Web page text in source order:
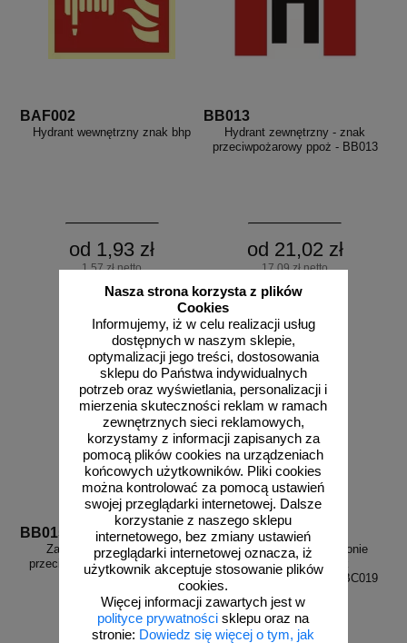
Nasza strona korzysta z plików
Cookies
Informujemy, iż w celu realizacji usług
dostępnych w naszym sklepie,
optymalizacji jego treści, dostosowania
sklepu do Państwa indywidualnych
potrzeb oraz wyświetlania, personalizacji i
mierzenia skuteczności reklam w ramach
zewnętrznych sieci reklamowych,
korzystamy z informacji zapisanych za
pomocą plików cookies na urządzeniach
końcowych użytkowników. Pliki cookies
można kontrolować za pomocą ustawień
swojej przeglądarki internetowej. Dalsze
korzystanie z naszego sklepu
internetowego, bez zmiany ustawień
przeglądarki internetowej oznacza, iż
użytkownik akceptuje stosowanie plików
cookies.
Więcej informacji zawartych jest w
polityce prywatności sklepu oraz na
stronie: Dowiedz się więcej o tym, jak
BAF002
Hydrant wewnętrzny znak bhp
od 1,93 zł
1,57 zł netto
do koszyka
BB013
Hydrant zewnętrzny - znak
przeciwpożarowy ppoż - BB013
od 21,02 zł
17,09 zł netto
do koszyka
BB015
Zawór hydrantowy - znak
przeciwpożarowy ppoż - BB015
BC019
Zawór hydrantowy na pionie
nawodnionym - znak
przeciwpożarowy ppoż - BC019